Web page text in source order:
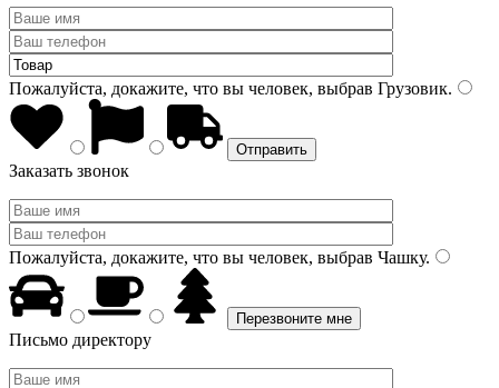
Пожалуйста, докажите, что вы человек, выбрав Грузовик.
Заказать звонок
Пожалуйста, докажите, что вы человек, выбрав Чашку.
Письмо директору